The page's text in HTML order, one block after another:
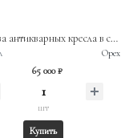
⚜️⚜️ Два антикварных кресла в стиле бельгийского неорококо начала XX века
Орех
65 000 ₽
шт
Купить